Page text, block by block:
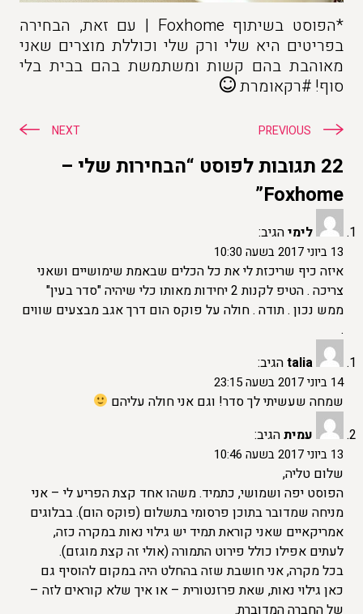
*הפוסט בשיתוף Foxhome | עם זאת, הבחירה
בפריטים היא שלי ורק שלי וכוללת מוצרים שאני
מאוהבת בהם קשות ומשתמשת בהם בבית בלי
סוף! #רקאומרת
ניווטPREVIOUS
NEXT
22 תגובות לפוסט “הבחירות שלי –
Foxhome”
לימיהגיב:
13 ביוני 2017 בשעה 10:30
איזה כיף שריכזת לי את כל הכלים שבאמת שימושיים ושאני
צריכה . הטיפ לקנות 2 יחידות מאותו כלי שיהיה "סדר בעין"
ממש נכון . תודה . חולה על פוקס הום דרך אגב מבצעים שווים
.
taliaהגיב:
14 ביוני 2017 בשעה 23:15
שמחה שעשיתי לך סדר! וגם אני חולה עליהם
עמיתהגיב:
13 ביוני 2017 בשעה 10:46
שלום טליה,
הפוסט יפה ושמושי, כתמיד. משהו אחד קצת הפריע לי – אני
מניחה שמדובר בתוכן פרסומי בתשלום (פוקס הום). בבלוגים
אמריקאיים שאני קוראת תמיד יש גילוי נאות במקרה כזה,
לעתים אפילו כולל פירוט התמורה (אולי זה קצת מוגזם).
בכל מקרה, אני חושבת שזה בהחלט היה במקום להוסיף גם
כאן גילוי נאות, שאת פרזנטורית – או איך שלא קוראים לזה –
של החברה המדוברת.